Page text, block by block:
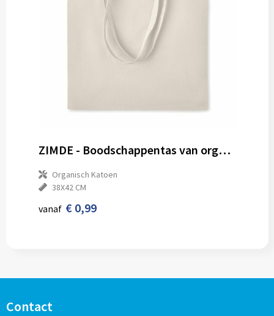
ZIMDE - Boodschappentas van organisch kato
Organisch Katoen
38X42 CM
vanaf € 0,99
Contact